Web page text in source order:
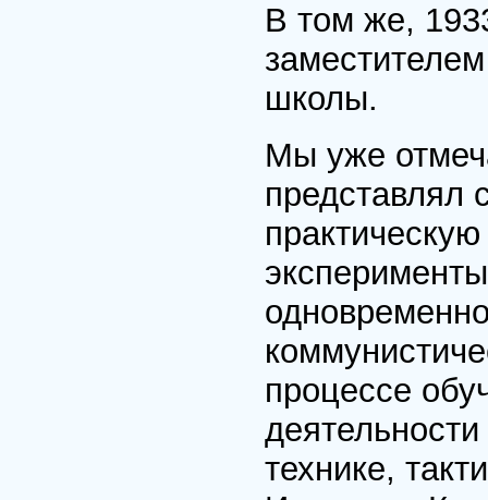
В том же,
школы.
Мы уже
представлял
процессе
технике,